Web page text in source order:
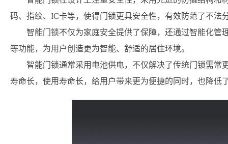
码、指纹、IC卡等，使得门锁更具安全性，有效防范了不法
智能门锁不仅为家庭安全提供了保障，还通过智能化管
等功能，为用户创造更为智能、舒适的居住环境。
智能门锁通常采用电池供电，不仅解决了传统门锁需常
寿命长，使用寿命长，给用户带来更为便捷的同时，也降低